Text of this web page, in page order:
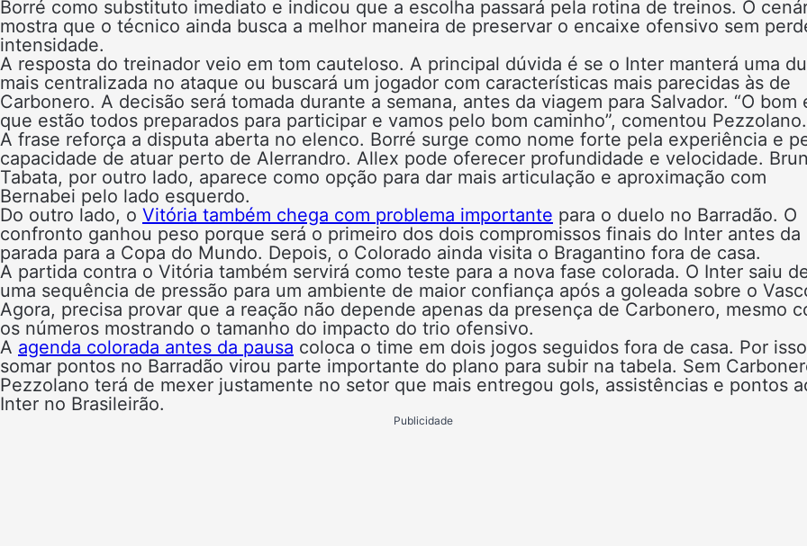
Borré como substituto imediato e indicou que a escolha passará pela rotina de treinos. O
mostra que o técnico ainda busca a melhor maneira de preservar o encaixe ofensivo sem
intensidade.
A resposta do treinador veio em tom cauteloso. A principal dúvida é se o Inter manterá uma
mais centralizada no ataque ou buscará um jogador com características mais parecidas às de
Carbonero. A decisão será tomada durante a semana, antes da viagem para Salvador. “O bom
que estão todos preparados para participar e vamos pelo bom caminho”, comentou Pezzolano.
A frase reforça a disputa aberta no elenco. Borré surge como nome forte pela experiência e
capacidade de atuar perto de Alerrandro. Allex pode oferecer profundidade e velocidade.
Tabata, por outro lado, aparece como opção para dar mais articulação e aproximação com
Bernabei pelo lado esquerdo.
Do outro lado, o Vitória também chega com problema importante para o duelo no Barradão. O
confronto ganhou peso porque será o primeiro dos dois compromissos finais do Inter antes da
parada para a Copa do Mundo. Depois, o Colorado ainda visita o Bragantino fora de casa.
A partida contra o Vitória também servirá como teste para a nova fase colorada. O Inter saiu
uma sequência de pressão para um ambiente de maior confiança após a goleada sobre o
Agora, precisa provar que a reação não depende apenas da presença de Carbonero, mesmo
os números mostrando o tamanho do impacto do trio ofensivo.
A agenda colorada antes da pausa coloca o time em dois jogos seguidos fora de casa. Por
somar pontos no Barradão virou parte importante do plano para subir na tabela. Sem
Pezzolano terá de mexer justamente no setor que mais entregou gols, assistências e pontos
Inter no Brasileirão.
Publicidade